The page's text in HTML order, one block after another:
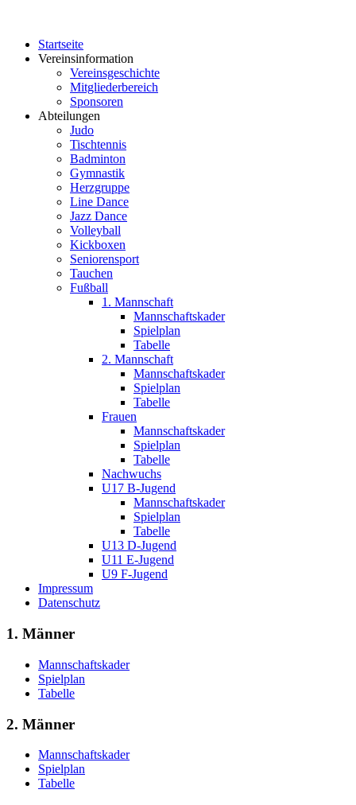
Startseite
Vereinsinformation
Vereinsgeschichte
Mitgliederbereich
Sponsoren
Abteilungen
Judo
Tischtennis
Badminton
Gymnastik
Herzgruppe
Line Dance
Jazz Dance
Volleyball
Kickboxen
Seniorensport
Tauchen
Fußball
1. Mannschaft
Mannschaftskader
Spielplan
Tabelle
2. Mannschaft
Mannschaftskader
Spielplan
Tabelle
Frauen
Mannschaftskader
Spielplan
Tabelle
Nachwuchs
U17 B-Jugend
Mannschaftskader
Spielplan
Tabelle
U13 D-Jugend
U11 E-Jugend
U9 F-Jugend
Impressum
Datenschutz
1. Männer
Mannschaftskader
Spielplan
Tabelle
2. Männer
Mannschaftskader
Spielplan
Tabelle